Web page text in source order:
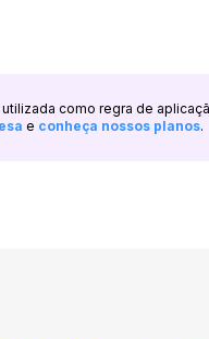
como regra de
e conheça nossos planos.